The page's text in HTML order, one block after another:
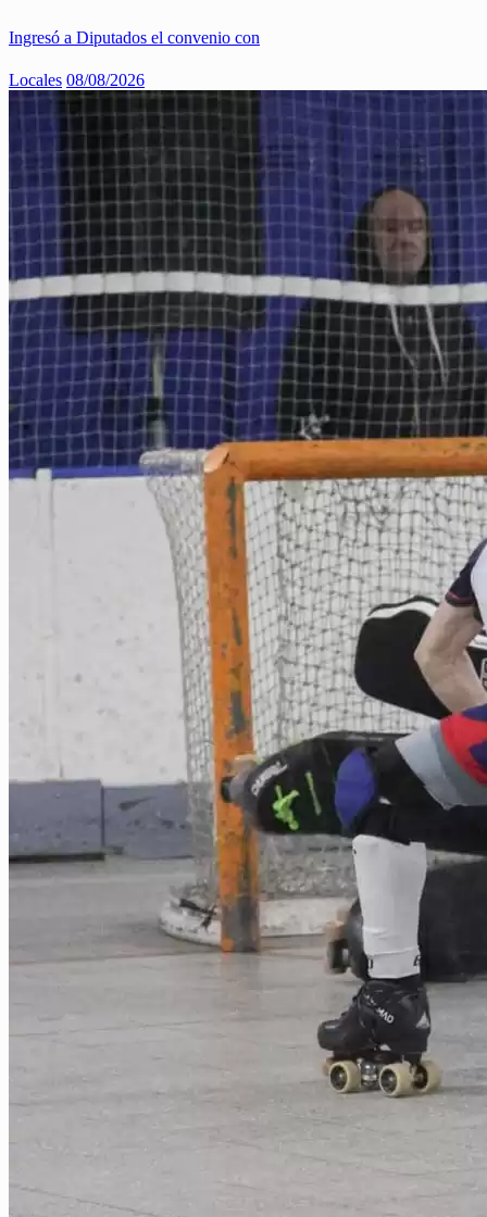
Ingresó a Diputados el convenio con
Locales 08/08/2026